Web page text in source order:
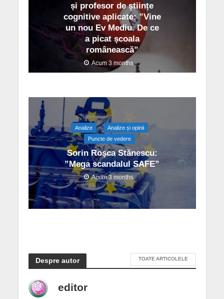
și profesor de științe
cognitive aplicate: ”Vine
un nou Ev Mediu. De ce
a picat școala
românească”
Acum 3 months
Analize
Analize și opinii
Puncte de vedere
Sorin Roșca Stănescu:
”Mega scandalul SAFE”
Acum 3 months
Despre autor TOATE ARTICOLELE
editor